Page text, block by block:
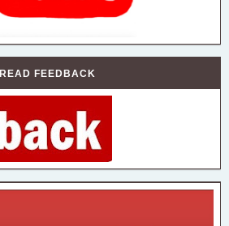
READ FEEDBACK